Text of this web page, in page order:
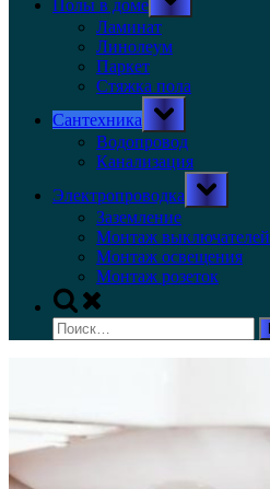
Полы в доме
sub-
menu
Ламинат
Линолеум
Паркет
Стяжка пола
Сантехника
Toggle
sub-
menu
Водопровод
Канализация
Электропроводка
Toggle
sub-
Заземление
Монтаж выключателей
Монтаж освещения
Монтаж розеток
Toggle
search
form
Найти: